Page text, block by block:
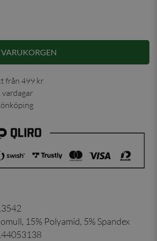
från 499 kr
15% Polyamid, 5% Spandex